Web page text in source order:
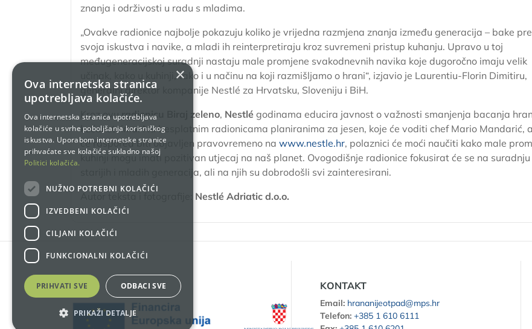
znanja i održivosti u radu s mladima.
„Ovakve radionice najbolje pokazuju koliko je vrijedna razmjena znanja između generacija – bake
svoja iskustva i navike, a mladi ih reinterpretiraju kroz suvremeni pristup kuhanju. Upravo u toj
međugeneracijskoj suradnji nastaju male promjene svakodnevnih navika koje dugoročno imaju velik
učinak, kako u kuhinji, tako i u načinu na koji razmišljamo o hrani“, izjavio je Laurentiu-Florin Dimitiru,
generalni direktor kompanije Nestlé za Hrvatsku, Sloveniju i BiH.
Kroz ovuradionicu Biraj zeleno, Nestlé godinama educira javnost o važnosti smanjenja bacanja
kućanstvima. Na besplatnim radionicama planiranima za jesen, koje će voditi chef Mario Mandarić,
će raspored biti objavljen pravovremeno na www.nestle.hr, polaznici će moći naučiti kako male
kuhinji mogu imati pozitivan utjecaj na naš planet. Ovogodišnje radionice fokusirat će se na suradnju
starijih i mladih generacija, ali na njih su dobrodošli svi zainteresirani.
Nestlé Adriatic d.o.o.
KONTAKT
Email: hrananijeotpad@mps.hr
Telefon: +385 1 610 6111
×
Ova internetska stranica
upotrebljava kolačiće.
Ova internetska stranica upotrebljava
kolačiće u svrhe poboljšanja korisničkog
iskustva. Uporabom internetske stranice
prihvaćate sve kolačiće sukladno našoj
Politici kolačića.
NUŽNO POTREBNI KOLAČIĆI
IZVEDBENI KOLAČIĆI
CILJANI KOLAČIĆI
FUNKCIONALNI KOLAČIĆI
PRIHVATI SVE ODBACI SVE
PRIKAŽI DETALJE